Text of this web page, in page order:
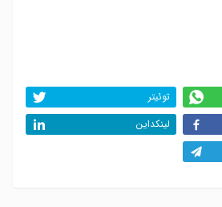
توئیتر
لینکداین